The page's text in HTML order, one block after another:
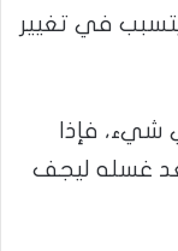
في تغيير
شيء، فإذا
غسله ليجف